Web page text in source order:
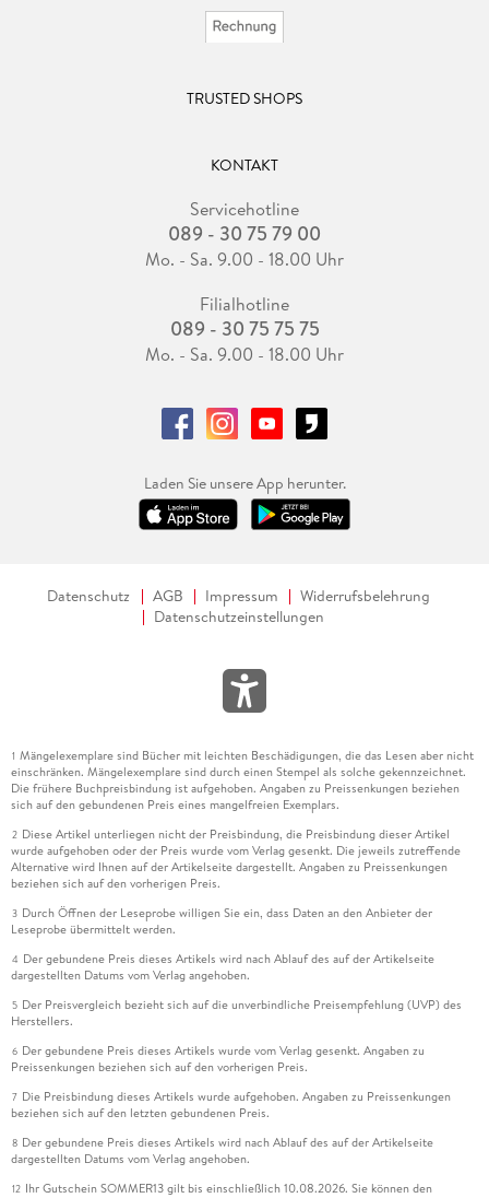
TRUSTED SHOPS
KONTAKT
Servicehotline
089 - 30 75 79 00
Mo. - Sa. 9.00 - 18.00 Uhr
Filialhotline
089 - 30 75 75 75
Mo. - Sa. 9.00 - 18.00 Uhr
Laden Sie unsere App herunter.
Datenschutz AGB Impressum
Widerrufsbelehrung
Datenschutzeinstellungen
1 Mängelexemplare sind Bücher mit leichten Beschädigungen, die das Lesen aber nicht
einschränken. Mängelexemplare sind durch einen Stempel als solche gekennzeichnet.
Die frühere Buchpreisbindung ist aufgehoben. Angaben zu Preissenkungen beziehen
sich auf den gebundenen Preis eines mangelfreien Exemplars.
2 Diese Artikel unterliegen nicht der Preisbindung, die Preisbindung dieser Artikel
wurde aufgehoben oder der Preis wurde vom Verlag gesenkt. Die jeweils zutreffende
Alternative wird Ihnen auf der Artikelseite dargestellt. Angaben zu Preissenkungen
beziehen sich auf den vorherigen Preis.
3 Durch Öffnen der Leseprobe willigen Sie ein, dass Daten an den Anbieter der
Leseprobe übermittelt werden.
4 Der gebundene Preis dieses Artikels wird nach Ablauf des auf der Artikelseite
dargestellten Datums vom Verlag angehoben.
5 Der Preisvergleich bezieht sich auf die unverbindliche Preisempfehlung (UVP) des
Herstellers.
6 Der gebundene Preis dieses Artikels wurde vom Verlag gesenkt. Angaben zu
Preissenkungen beziehen sich auf den vorherigen Preis.
7 Die Preisbindung dieses Artikels wurde aufgehoben. Angaben zu Preissenkungen
beziehen sich auf den letzten gebundenen Preis.
8 Der gebundene Preis dieses Artikels wird nach Ablauf des auf der Artikelseite
dargestellten Datums vom Verlag angehoben.
12 Ihr Gutschein SOMMER13 gilt bis einschließlich 10.08.2026. Sie können den